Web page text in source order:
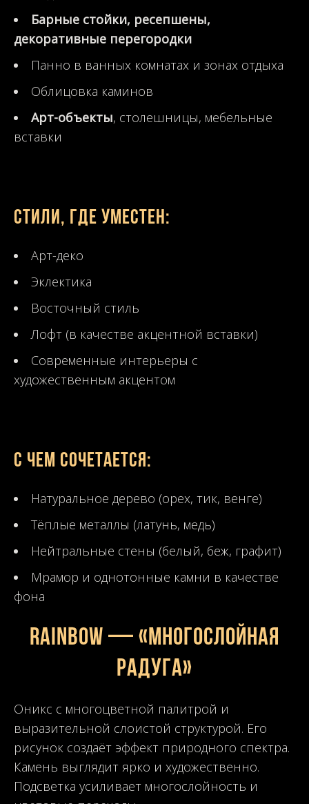
Барные стойки, ресепшены,
декоративные перегородки
Панно в ванных комнатах и зонах отдыха
Облицовка каминов
Арт-объекты, столешницы, мебельные
вставки
Стили, где уместен:
Арт-деко
Эклектика
Восточный стиль
Лофт (в качестве акцентной вставки)
Современные интерьеры с
художественным акцентом
С чем сочетается:
Натуральное дерево (орех, тик, венге)
Тёплые металлы (латунь, медь)
Нейтральные стены (белый, беж, графит)
Мрамор и однотонные камни в качестве
фона
Rainbow — «Многослойная
радуга»
Оникс с многоцветной палитрой и
выразительной слоистой структурой. Его
рисунок создаёт эффект природного спектра.
Камень выглядит ярко и художественно.
Подсветка усиливает многослойность и